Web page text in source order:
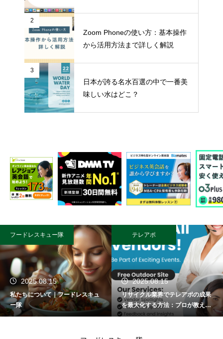
2
Zoom Phoneの使い方：基本操作
から活用方法まで詳しく解説
3
日本が誇る名水百選の中で一番美
味しい水はどこ？
フードレスキュー隊
2025.08.15
私たちについて｜フードレスキュ
ー隊
テレアポ
2025.08.15
リサイクル業界でテレアポの成果
を最大化する方法：プロが教える
成功術